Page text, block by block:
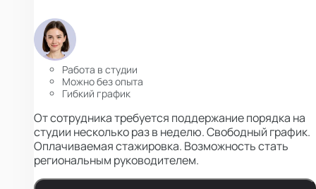
Работа в студии
Можно без опыта
Гибкий график
От сотрудника требуется поддержание порядка на
студии несколько раз в неделю. Свободный график.
Оплачиваемая стажировка. Возможность стать
региональным руководителем.